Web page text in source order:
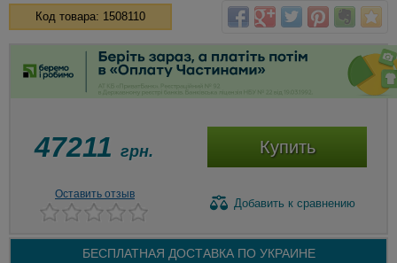
Код товара: 1508110
47211 грн. Купить
Оставить отзыв
Добавить к сравнению
БЕСПЛАТНАЯ ДОСТАВКА ПО УКРАИНЕ